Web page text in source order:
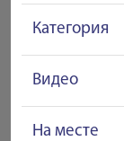
Категория
Видео
На месте